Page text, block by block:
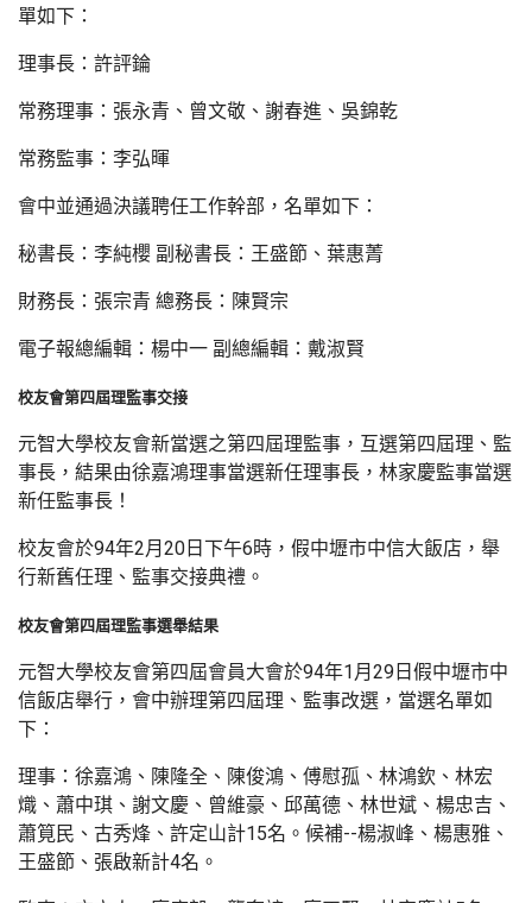
單如下：
理事長：許評錀
常務理事：張永青、曾文敬、謝春進、吳錦乾
常務監事：李弘暉
會中並通過決議聘任工作幹部，名單如下：
秘書長：李純櫻 副秘書長：王盛節、葉惠菁
財務長：張宗青 總務長：陳賢宗
電子報總編輯：楊中一 副總編輯：戴淑賢
校友會第四屆理監事交接
元智大學校友會新當選之第四屆理監事，互選第四屆理、監
事長，結果由徐嘉鴻理事當選新任理事長，林家慶監事當選
新任監事長！
校友會於94年2月20日下午6時，假中壢市中信大飯店，舉
行新舊任理、監事交接典禮。
校友會第四屆理監事選舉結果
元智大學校友會第四屆會員大會於94年1月29日假中壢市中
信飯店舉行，會中辦理第四屆理、監事改選，當選名單如
下：
理事：徐嘉鴻、陳隆全、陳俊鴻、傅慰孤、林鴻欽、林宏
熾、蕭中琪、謝文慶、曾維豪、邱萬德、林世斌、楊忠吉、
蕭筧民、古秀烽、許定山計15名。候補--楊淑峰、楊惠雅、
王盛節、張啟新計4名。